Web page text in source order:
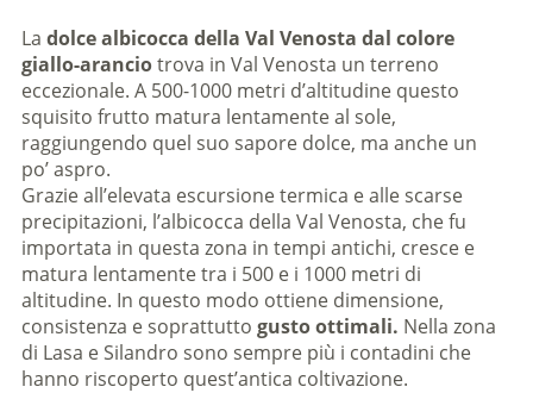
La dolce albicocca della Val Venosta dal colore
giallo-aranciotrova in Val Venosta un terreno
eccezionale. A 500-1000 metri d’altitudine questo
squisito frutto matura lentamente al sole,
raggiungendo quel suo sapore dolce, ma anche un
po’ aspro.
Grazie all’elevata escursione termica e alle scarse
precipitazioni, l’albicocca della Val Venosta, che fu
importata in questa zona in tempi antichi, cresce e
matura lentamente tra i 500 e i 1000 metri di
altitudine. In questo modo ottiene dimensione,
consistenza e soprattutto gusto ottimali. Nella zona
di Lasa e Silandro sono sempre più i contadini che
hanno riscoperto quest’antica coltivazione.